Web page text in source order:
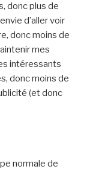
donc plus de
d’aller voir
donc moins de
mes
intéressants
donc moins de
(et donc
normale de